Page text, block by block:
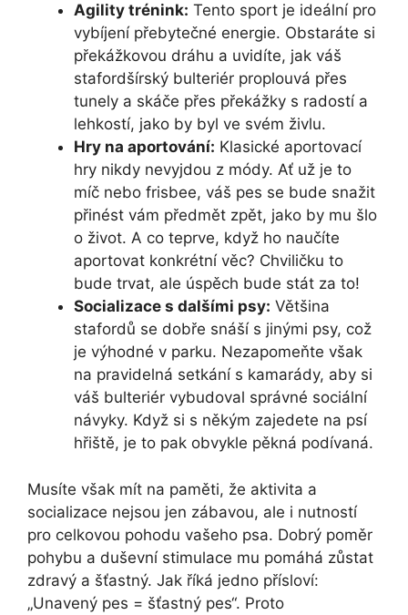
Agility trénink: Tento sport je ideální pro
vybíjení přebytečné energie. Obstaráte si
překážkovou dráhu a uvidíte, jak váš
stafordšírský bulteriér proplouvá přes
tunely a skáče přes překážky s radostí a
lehkostí, jako by byl ve svém živlu.
Hry na aportování: Klasické aportovací
hry nikdy nevyjdou z módy. Ať už je to
míč nebo frisbee, váš pes se bude snažit
přinést vám předmět zpět, jako by mu šlo
o život. A co teprve, když ho naučíte
aportovat konkrétní věc? Chviličku to
bude trvat, ale úspěch bude stát za to!
Socializace s dalšími psy: Většina
stafordů se dobře snáší s jinými psy, což
je výhodné v parku. Nezapomeňte však
na pravidelná setkání s kamarády, aby si
váš bulteriér vybudoval správné sociální
návyky. Když si s někým zajedete na psí
hřiště, je to pak obvykle pěkná podívaná.
Musíte však mít na paměti, že aktivita a
socializace nejsou jen zábavou, ale i nutností
pro celkovou pohodu vašeho psa. Dobrý poměr
pohybu a duševní stimulace mu pomáhá zůstat
zdravý a šťastný. Jak říká jedno přísloví:
„Unavený pes = šťastný pes“. Proto